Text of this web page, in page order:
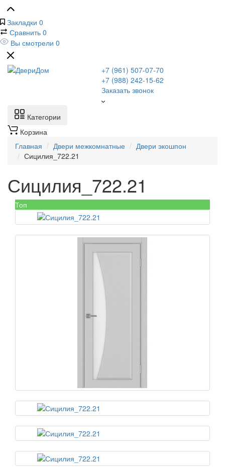
Закладки 0
Сравнить 0
Вы смотрели 0
+7 (961) 507-07-70
+7 (988) 242-15-62
Заказать звонок
Категории
Корзина
Главная
Двери межкомнатные
Двери экошпон
Сицилия_722.21
Сицилия_722.21
Топ